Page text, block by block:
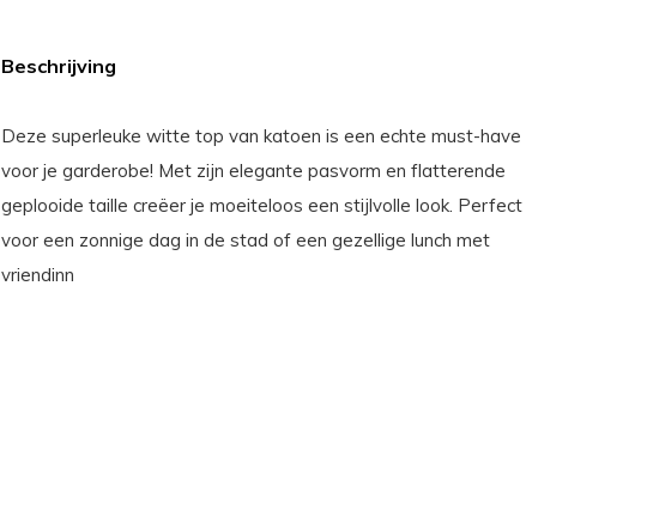
Beschrijving
Deze superleuke witte top van katoen is een echte must-have
voor je garderobe! Met zijn elegante pasvorm en flatterende
geplooide taille creëer je moeiteloos een stijlvolle look. Perfect
voor een zonnige dag in de stad of een gezellige lunch met
vriendinn